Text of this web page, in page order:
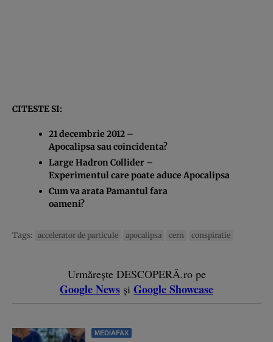
CITESTE SI:
21 decembrie 2012 –
Apocalipsa sau coincidenta?
Large Hadron Collider –
Experimentul care poate aduce Apocalipsa
Cum va arata Pamantul fara
oameni?
Tags: accelerator de particule apocalipsa cern conspiratie
Urmărește DESCOPERĂ.ro pe
Google News și Google Showcase
MEDIAFAX